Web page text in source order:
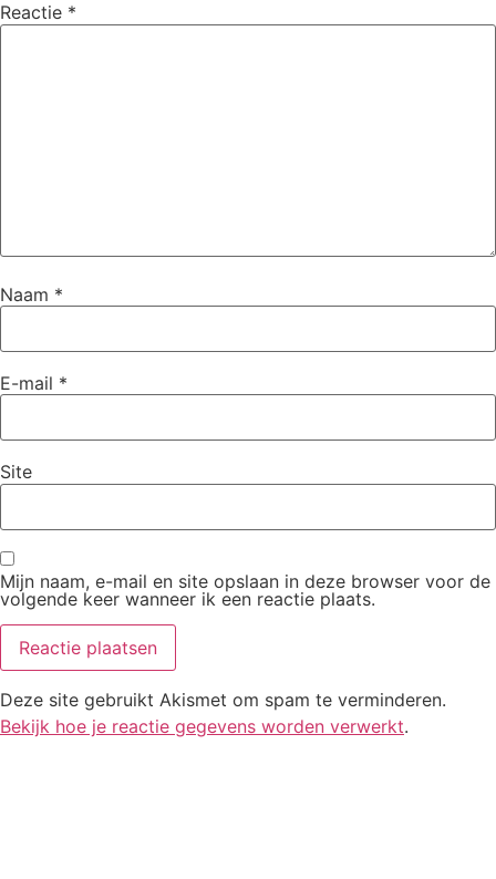
Reactie *
Naam *
E-mail *
Site
Mijn naam, e-mail en site opslaan in deze browser voor de
volgende keer wanneer ik een reactie plaats.
Deze site gebruikt Akismet om spam te verminderen.
Bekijk hoe je reactie gegevens worden verwerkt.